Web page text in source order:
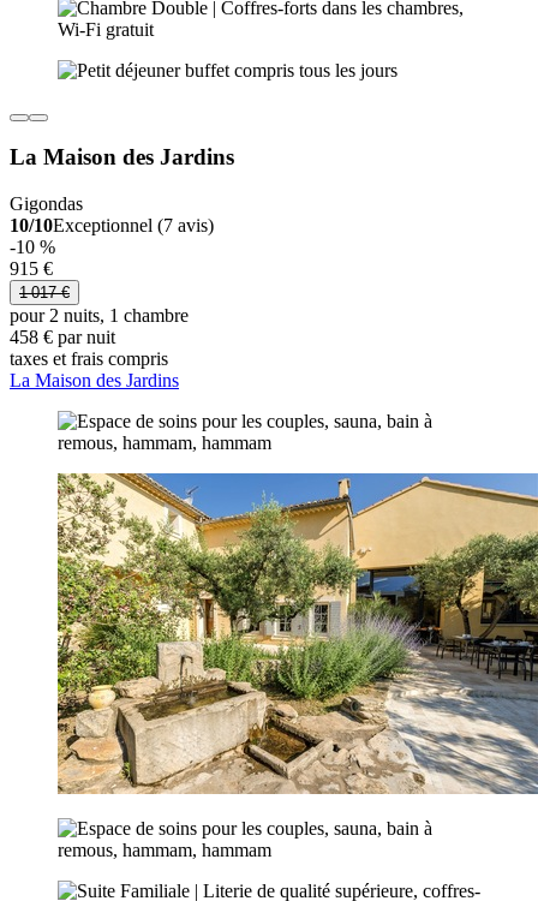
La Maison des Jardins
Gigondas
10/10Exceptionnel (7 avis)
-10 %
915 €
1 017 €
pour 2 nuits, 1 chambre
458 € par nuit
taxes et frais compris
La Maison des Jardins